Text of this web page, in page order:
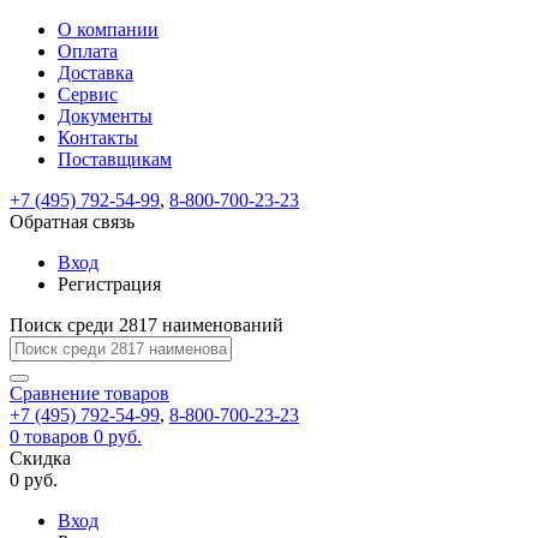
ВходРегистрация
Только
test@example.com
отправлена
по
ней
для
регистрации.
Ок
Только
Запомнить
меня
Забыли
Восстановление
пароля
Заполните
форму.
Мы
отправим
ссылку
на
указанный
электронный
адрес,
перейдя
по
которой
вы
новый
На
вашу
test@test.ru
отправлена
ссылка.
Перейдите
по
для
смены
пароля.
Введите
новый
пароль
Сменить
Пароль
успешно
Войти
Обратная
связь
Сообщение
пользовательского
соглашения
Ваше
сообщение
успешно
О компании
Оплата
Доставка
Сервис
Документы
Контакты
Поставщикам
+7 (495) 792-54-99, 8-800-700-23-23
Обратная связь
Вход
Регистрация
Поиск среди 2817 наименований
Сравнение товаров
+7 (495) 792-54-99, 8-800-700-23-23
0 товаров 0 руб.
Скидка
0 руб.
Вход